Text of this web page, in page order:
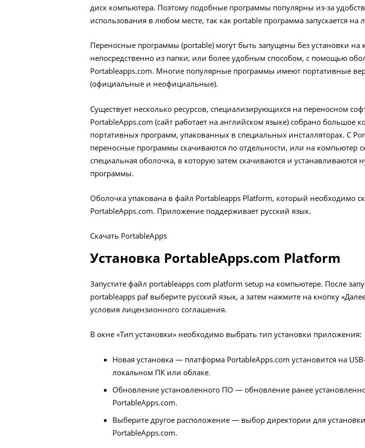
диск компьютера. Поэтому подобные программы популярны из-за
использования в любом месте, так как portable программа запускается на
Переносные программы (portable) могут быть запущены без установки на
непосредственно из папки, или более удобным способом, с помощью
Portableapps.com. Многие популярные программы имеют портативные
(официальные и неофициальные).
Существует несколько ресурсов, специализирующихся на переносном
PortableApps.com (сайт работает на английском языке) собрано большое
портативных программ, упакованных в специальных инсталляторах. С
переносные программы скачиваются по отдельности, или на компьютер
специальная оболочка, в которую затем скачиваются и устанавливаются
программы.
Оболочка упакована в файл Portableapps Platform, который необходимо
PortableApps.com. Приложение поддерживает русский язык.
Скачать PortableApps
Установка PortableApps.com Platform
Запустите файл portableapps com platform setup на компьютере. После
portableapps paf выберите русский язык, а затем нажмите на кнопку
условия лицензионного соглашения.
В окне «Тип установки» необходимо выбрать тип установки приложения:
Новая установка — платформа PortableApps.com установится на
локальном ПК или облаке.
Обновление установленного ПО — обновление ранее
PortableApps.com.
Выберите другое расположение — выбор директории для установки
PortableApps.com.